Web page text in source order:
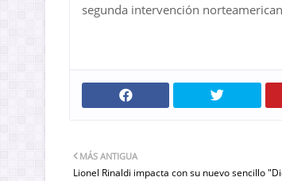
segunda intervención
MÁS ANTIGUA
Lionel Rinaldi impacta con su nuevo sencillo